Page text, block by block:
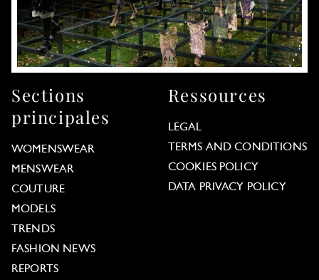
Sections
principales
WOMENSWEAR
MENSWEAR
COUTURE
MODELS
TRENDS
FASHION NEWS
REPORTS
Ressources
LEGAL
TERMS AND CONDITIONS
COOKIES POLICY
DATA PRIVACY POLICY